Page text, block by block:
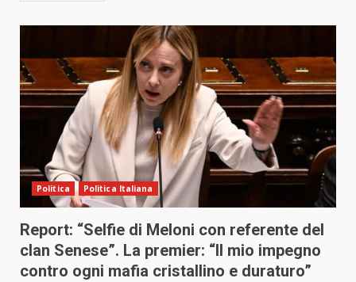
Politica Politica Italiana
Report: “Selfie di Meloni con referente del
clan Senese”. La premier: “Il mio impegno
contro ogni mafia cristallino e duraturo”